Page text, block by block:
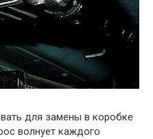
для замены в коробке
волнует каждого